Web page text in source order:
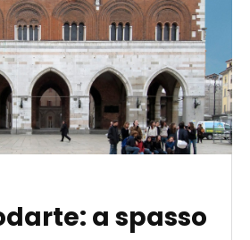
a spasso